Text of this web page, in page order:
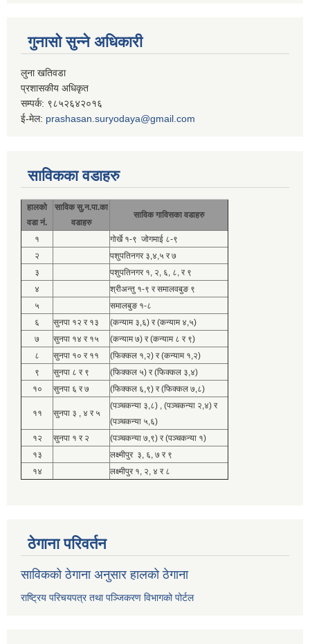
गुनासो सुन्ने अधिकारी
लुना खतिवडा
प्रशासकीय अधिकृत
सम्पर्क: ९८५२६४२०१६
ई-मेल: prashasan.suryodaya@gmail.com
साविकका वडाहरु
हालको
वडा नं.
साविक सु.न.पा.का
वडाहरु
साविक गाविसका वडाहरु
१
गोर्खे १-९ जोगमाई ८-९
२
पशुपतिनगर ३,४,५ र ७
३
पशुपतिनगर १, २, ६, ८, र ९
४
श्रीअन्तु १-९ र समालवबुङ ९
५
समालबुङ १-८
६
सुनपा १२ र १३
(कन्याम ३,६) र (कन्याम ४,५)
७
सुनपा १४ र १५
(कन्याम ७) र (कन्याम ८ र ९)
८
सुनपा १० र ११
(फिक्कल १,२) र (कन्याम १,२)
९
सुनपा ८ र ९
(फिक्कल ५) र (फिक्कल ३,४)
१०
सुनपा ६ र ७ (फिक्कल ६,९) र (फिक्कल ७,८)
११ सुनपा ३ , ४ र ५
(पञ्चकन्या ३,८) , (पञ्चकन्या २,४) र
(पञ्चकन्या ५,६)
१२
सुनपा १ र २
(पञ्चकन्या ७,९) र (पञ्चकन्या १)
१३
लक्ष्मीपुर ३, ६, ७ र ९
१४
लक्ष्मीपुर १, २, ४ र ८
ठेगाना परिवर्तन
साविकको ठेगाना अनुसार हालको ठेगाना
राष्ट्रिय परिचयपत्र तथा पञ्जिकरण विभागको पोर्टल